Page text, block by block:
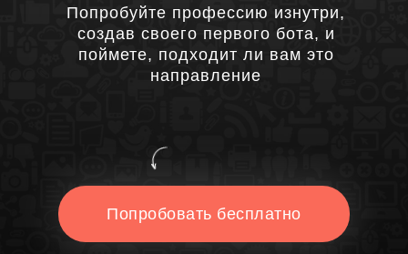
Попробуйте профессию изнутри,
создав своего первого бота, и
поймете, подходит ли вам это
направление
Попробовать бесплатно